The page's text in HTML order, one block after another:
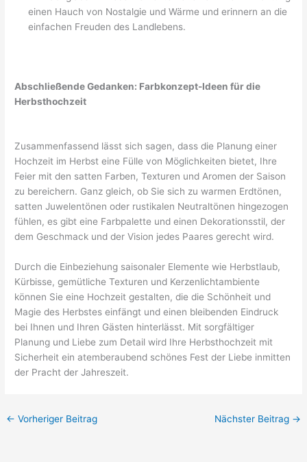
einen Hauch von Nostalgie und Wärme und erinnern an die
einfachen Freuden des Landlebens.
Abschließende Gedanken: Farbkonzept-Ideen für die
Herbsthochzeit
Zusammenfassend lässt sich sagen, dass die Planung einer
Hochzeit im Herbst eine Fülle von Möglichkeiten bietet, Ihre
Feier mit den satten Farben, Texturen und Aromen der Saison
zu bereichern. Ganz gleich, ob Sie sich zu warmen Erdtönen,
satten Juwelentönen oder rustikalen Neutraltönen hingezogen
fühlen, es gibt eine Farbpalette und einen Dekorationsstil, der
dem Geschmack und der Vision jedes Paares gerecht wird.
Durch die Einbeziehung saisonaler Elemente wie Herbstlaub,
Kürbisse, gemütliche Texturen und Kerzenlichtambiente
können Sie eine Hochzeit gestalten, die die Schönheit und
Magie des Herbstes einfängt und einen bleibenden Eindruck
bei Ihnen und Ihren Gästen hinterlässt. Mit sorgfältiger
Planung und Liebe zum Detail wird Ihre Herbsthochzeit mit
Sicherheit ein atemberaubend schönes Fest der Liebe inmitten
der Pracht der Jahreszeit.
← Vorheriger Beitrag Nächster Beitrag →